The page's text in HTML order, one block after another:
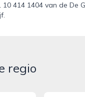
414 1404 van de De
regio